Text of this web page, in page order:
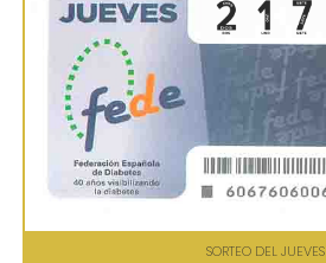
SORTEO DEL JUEVES